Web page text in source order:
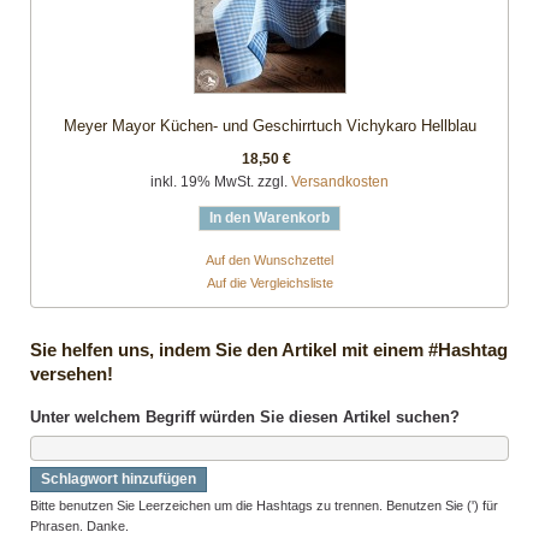
Meyer Mayor Küchen- und Geschirrtuch Vichykaro Hellblau
18,50 €
inkl. 19% MwSt. zzgl. Versandkosten
In den Warenkorb
Auf den Wunschzettel
Auf die Vergleichsliste
Sie helfen uns, indem Sie den Artikel mit einem #Hashtag
versehen!
Unter welchem Begriff würden Sie diesen Artikel suchen?
Schlagwort hinzufügen
Bitte benutzen Sie Leerzeichen um die Hashtags zu trennen. Benutzen Sie (') für
Phrasen. Danke.